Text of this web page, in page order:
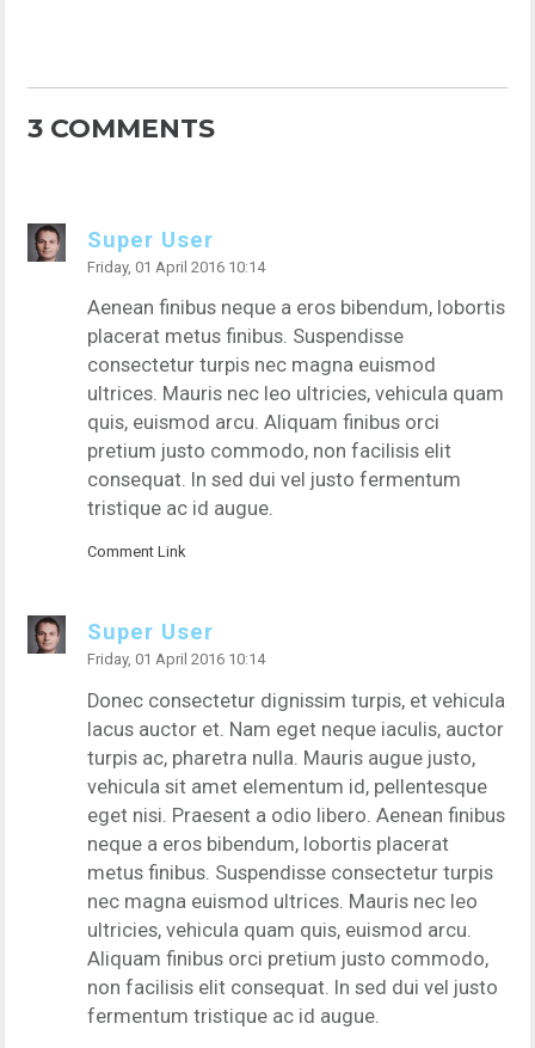
3 COMMENTS
Super User
Friday, 01 April 2016 10:14
Aenean finibus neque a eros bibendum, lobortis
placerat metus finibus. Suspendisse
consectetur turpis nec magna euismod
ultrices. Mauris nec leo ultricies, vehicula quam
quis, euismod arcu. Aliquam finibus orci
pretium justo commodo, non facilisis elit
consequat. In sed dui vel justo fermentum
tristique ac id augue.
Comment Link
Super User
Friday, 01 April 2016 10:14
Donec consectetur dignissim turpis, et vehicula
lacus auctor et. Nam eget neque iaculis, auctor
turpis ac, pharetra nulla. Mauris augue justo,
vehicula sit amet elementum id, pellentesque
eget nisi. Praesent a odio libero. Aenean finibus
neque a eros bibendum, lobortis placerat
metus finibus. Suspendisse consectetur turpis
nec magna euismod ultrices. Mauris nec leo
ultricies, vehicula quam quis, euismod arcu.
Aliquam finibus orci pretium justo commodo,
non facilisis elit consequat. In sed dui vel justo
fermentum tristique ac id augue.